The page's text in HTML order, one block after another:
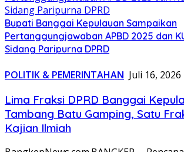
Bupati Banggai Kepulauan Sampaikan
Pertanggungjawaban APBD 2025 dan
Sidang Paripurna DPRD
POLITIK & PEMERINTAHAN Juli 16, 2026
Lima Fraksi DPRD Banggai
Tambang Batu Gamping, Satu
Kajian Ilmiah